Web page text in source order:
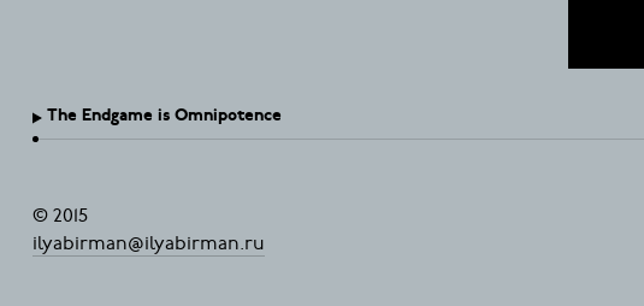
The Endgame is Omnipotence
© 2015
ilyabirman@ilyabirman.ru